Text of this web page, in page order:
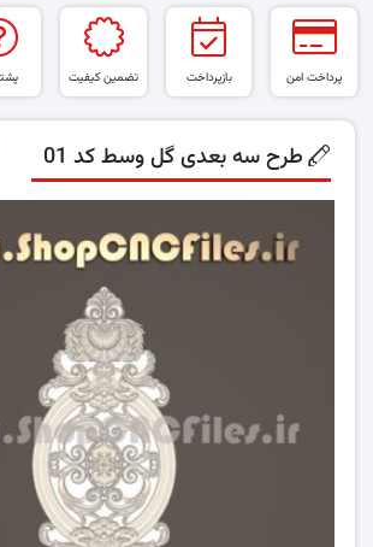
پرداخت امن بازپرداخت تضمین کیفیت
طرح سه بعدی گل وسط کد 01